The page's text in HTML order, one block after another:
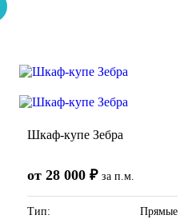
Шкаф-купе Зебра
от 28 000 ₽ за п.м.
Тип:
Прямые